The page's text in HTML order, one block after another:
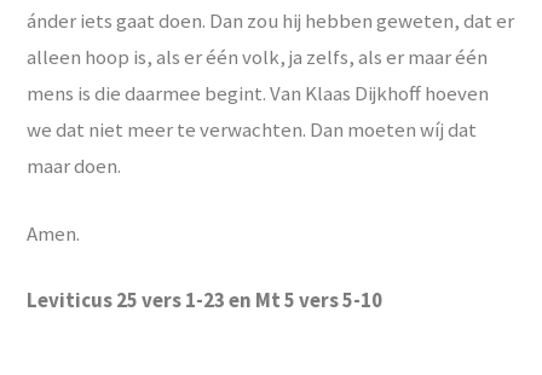
ánder iets gaat doen. Dan zou hij hebben geweten, dat er
alleen hoop is, als er één volk, ja zelfs, als er maar één
mens is die daarmee begint. Van Klaas Dijkhoff hoeven
we dat niet meer te verwachten. Dan moeten wíj dat
maar doen.
Amen.
Leviticus 25 vers 1-23 en Mt 5 vers 5-10